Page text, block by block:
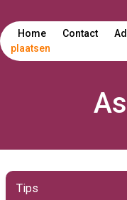
Home Contact
plaatsen
Tips